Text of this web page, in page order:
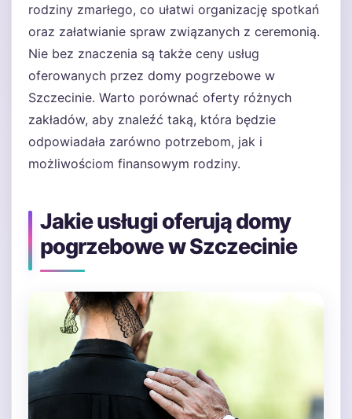
rodziny zmarłego, co ułatwi organizację spotkań
oraz załatwianie spraw związanych z ceremonią.
Nie bez znaczenia są także ceny usług
oferowanych przez domy pogrzebowe w
Szczecinie. Warto porównać oferty różnych
zakładów, aby znaleźć taką, która będzie
odpowiadała zarówno potrzebom, jak i
możliwościom finansowym rodziny.
Jakie usługi oferują domy
pogrzebowe w Szczecinie